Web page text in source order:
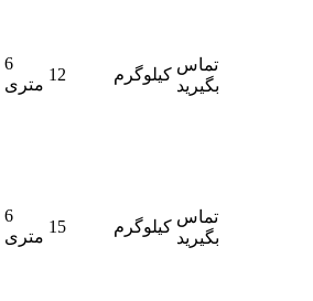
6
متری
12 کیلوگرم
تماس
بگیرید
6
متری
15 کیلوگرم
تماس
بگیرید